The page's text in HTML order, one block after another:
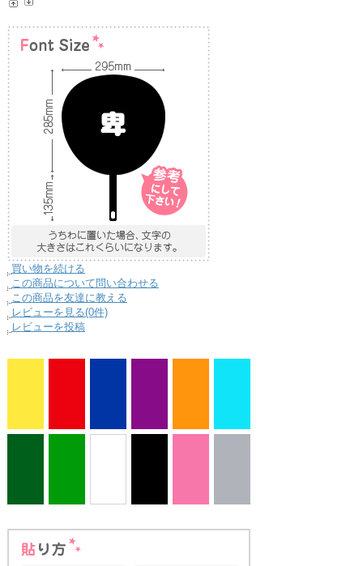
買い物を続ける
この商品について問い合わせる
この商品を友達に教える
レビューを見る(0件)
レビューを投稿